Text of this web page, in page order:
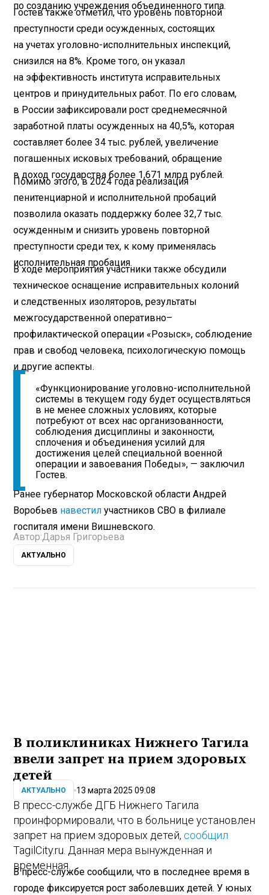
по созданию учреждения объединенного типа.
Гостев также отметил, что уровень повторной
преступности среди осужденных, состоящих
на учетах уголовно-исполнительных инспекций,
снизился на 8%. Кроме того, он указал
на эффективность института исправительных
центров и принудительных работ. По его словам,
в России зафиксировали рост среднемесячной
заработной платы осужденных на 40,5%, которая
составляет более 34 тыс. рублей, увеличение
погашенных исковых требований, обращение
в доход государства более 1,671 млрд рублей.
Помимо этого, в 2024 года реализация
пенитенциарной и исполнительной пробаций
позволила оказать поддержку более 32,7 тыс.
осужденным и снизить уровень повторной
преступности среди тех, к кому применялась
исполнительная пробация.
В ходе мероприятия участники также обсудили
техническое оснащение исправительных колоний
и следственных изоляторов, результаты
межгосударственной оперативно–
профилактической операции «Розыск», соблюдение
прав и свобод человека, психологическую помощь
и другие аспекты.
«Функционирование уголовно-исполнительной
системы в текущем году будет осуществляться
в не менее сложных условиях, которые
потребуют от всех нас организованности,
соблюдения дисциплины и законности,
сплочения и объединения усилий для
достижения целей специальной военной
операции и завоевания Победы», — заключил
Гостев.
Ранее губернатор Московской области Андрей
Воробьев навестил участников СВО в филиале
госпиталя имени Вишневского.
Автор:Дарья Григорьева
АКТУАЛЬНО
В поликлиниках Нижнего Тагила
ввели запрет на прием здоровых
детей
АКТУАЛЬНО 13 марта 2025 09:08
В пресс-службе ДГБ Нижнего Тагила
проинформировали, что в больнице установлен
запрет на прием здоровых детей, сообщил
TagilCity.ru. Данная мера вынужденная и
временная.
В пресс-службе сообщили, что в последнее время в
городе фиксируется рост заболевших детей. У юных